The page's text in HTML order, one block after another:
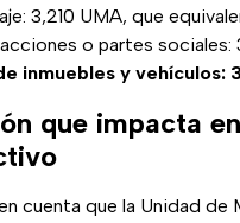
3,210 UMA, que
o partes sociales:
inmuebles y vehículos:
que impacta
cuenta que la Unidad de